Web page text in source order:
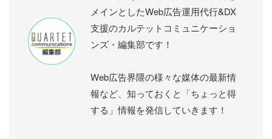
メインとしたWeb広告運用代行&DX
支援のカルテットコミュニケーショ
ンズ・編集部です！
Web広告界隈の様々な媒体の最新情
報など、知っておくと「ちょっと得
する」情報を発信していきます！